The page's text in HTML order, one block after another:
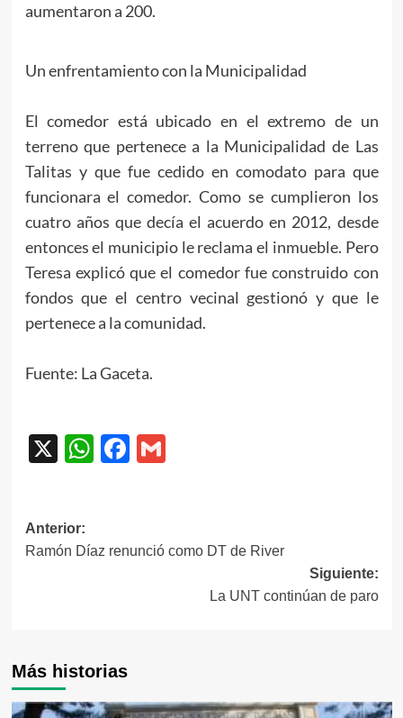
aumentaron a 200.
Un enfrentamiento con la Municipalidad
El comedor está ubicado en el extremo de un
terreno que pertenece a la Municipalidad de Las
Talitas y que fue cedido en comodato para que
funcionara el comedor. Como se cumplieron los
cuatro años que decía el acuerdo en 2012, desde
entonces el municipio le reclama el inmueble. Pero
Teresa explicó que el comedor fue construido con
fondos que el centro vecinal gestionó y que le
pertenece a la comunidad.
Fuente: La Gaceta.
X WhatsApp
Facebook
Gmail
Navegación
de
Anterior:
Ramón Díaz renunció como DT de River
Siguiente:
La UNT continúan de paro
Más historias